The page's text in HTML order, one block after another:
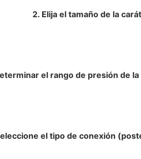
2. Elija el tamaño de la
el rango de presión de
el tipo de conexión